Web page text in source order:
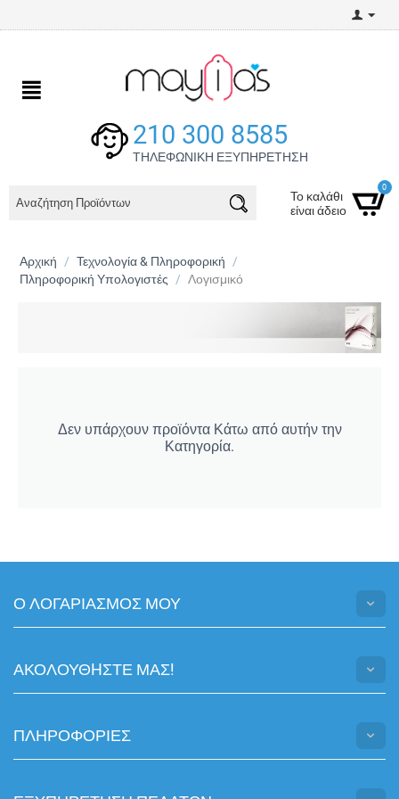
210 300 8585
ΤΗΛΕΦΩΝΙΚΗ ΕΞΥΠΗΡΕΤΗΣΗ
Το καλάθι
είναι άδειο
0
Αρχική / Τεχνολογία & Πληροφορική
/
Πληροφορική Υπολογιστές
/ Λογισμικό
Δεν υπάρχουν προϊόντα Κάτω από αυτήν την
Κατηγορία.
Ο ΛΟΓΑΡΙΑΣΜΟΣ ΜΟΥ
ΑΚΟΛΟΥΘHΣΤΕ ΜΑΣ!
ΠΛΗΡΟΦΟΡΙΕΣ